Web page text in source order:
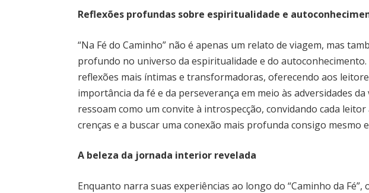
Reflexões profundas sobre espiritualidade e
“Na Fé do Caminho” não é apenas um relato de viagem, mas
profundo no universo da espiritualidade e do
reflexões mais íntimas e transformadoras, oferecendo aos
importância da fé e da perseverança em meio às adversidades da
ressoam como um convite à introspecção, convidando cada
crenças e a buscar uma conexão mais profunda consigo mesmo
A beleza da jornada interior revelada
Enquanto narra suas experiências ao longo do “Caminho da